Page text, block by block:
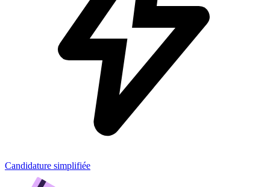
Candidature simplifiée